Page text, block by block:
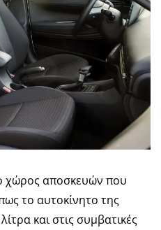
ο χώρος αποσκευών που
το αυτοκίνητο της
και στις συμβατικές